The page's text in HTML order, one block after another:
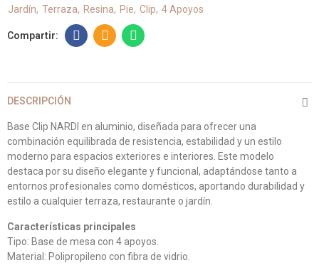
Jardín Terraza Resina Pie Clip 4 Apoyos
DESCRIPCIÓN
Base Clip NARDI en aluminio, diseñada para ofrecer una
combinación equilibrada de resistencia, estabilidad y un estilo
moderno para espacios exteriores e interiores. Este modelo
destaca por su diseño elegante y funcional, adaptándose tanto a
entornos profesionales como domésticos, aportando durabilidad y
estilo a cualquier terraza, restaurante o jardín.
Características principales
Tipo: Base de mesa con 4 apoyos.
Material: Polipropileno con fibra de vidrio.